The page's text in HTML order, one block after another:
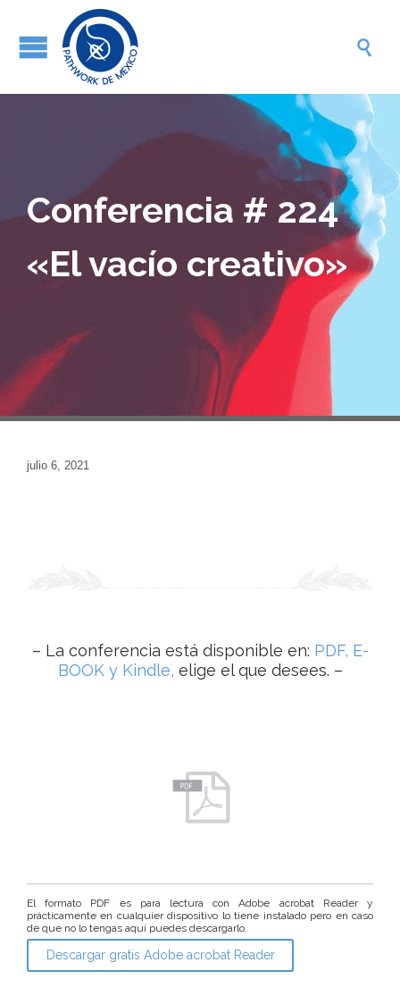

Conferencia # 224
«El vacío creativo»
julio 6, 2021
– La conferencia está disponible en: PDF, E-
BOOK y Kindle, elige el que desees. –
El formato PDF es para lectura con Adobe acrobat Reader y
prácticamente en cualquier dispositivo lo tiene instalado pero en caso
de que no lo tengas aquí puedes descargarlo.
Descargar gratis Adobe acrobat Reader